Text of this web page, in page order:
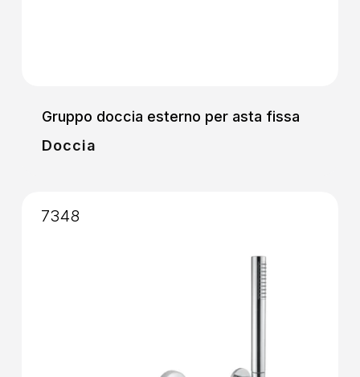
Gruppo doccia esterno per asta fissa
Doccia
7348